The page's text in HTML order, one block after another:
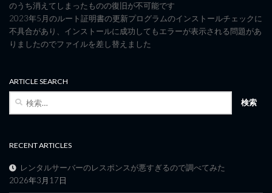
のうち消えてしまったものの復旧が不可能です
2023年5月のルート証明書の更新プログラムのインストールチェックに
不具合があり、インストールに成功してもエラーが表示される問題があ
りましたのでファイルを差し替えました
ARTICLE SEARCH
RECENT ARTICLES
レンタルサーバーのレスポンスが悪すぎるので調べてみた
2026年3月17日